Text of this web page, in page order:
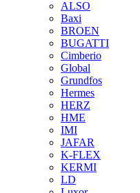
ALSO
Baxi
BROEN
BUGATTI
Cimberio
Global
Grundfos
Hermes
HERZ
HME
IMI
JAFAR
K-FLEX
KERMI
LD